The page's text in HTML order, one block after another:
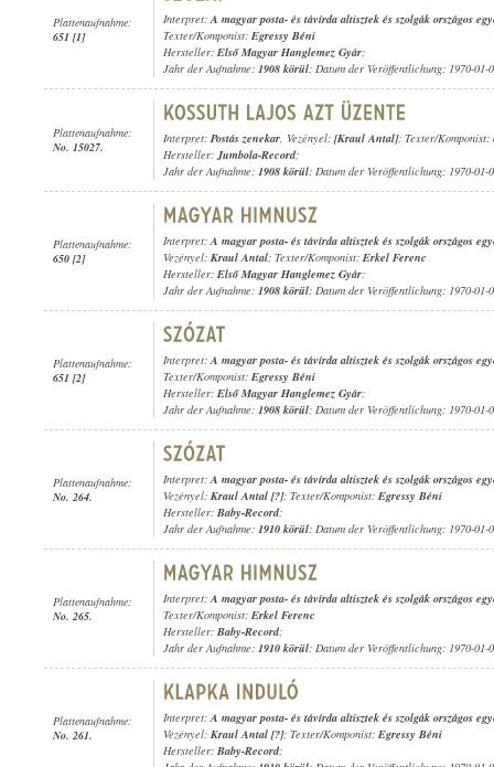
Plattenaufnahme:
651 [1]
Interpret:A magyar posta- és távírda altisztek és szolgák országos
Texter/Komponist: Egressy Béni
Hersteller: Első Magyar Hanglemez Gyár;
Jahr der Aufnahme: 1908 körül; Datum der Veröffentlichung: 1970-01-
Plattenaufnahme:
No. 15027.
Interpret: Postás zenekar, Vezényel: [Kraul Antal]; Texter/Komponist:
Hersteller:Jumbola-Record;
Jahr der Aufnahme: 1908 körül; Datum der Veröffentlichung: 1970-01-
Plattenaufnahme:
650 [2]
Interpret:A magyar posta- és távírda altisztek és szolgák országos
Vezényel: Kraul Antal; Texter/Komponist: Erkel Ferenc
Hersteller: Első Magyar Hanglemez Gyár;
Jahr der Aufnahme: 1908 körül; Datum der Veröffentlichung: 1970-01-
Plattenaufnahme:
651 [2]
Interpret:A magyar posta- és távírda altisztek és szolgák országos
Texter/Komponist: Egressy Béni
Hersteller: Első Magyar Hanglemez Gyár;
Jahr der Aufnahme: 1908 körül; Datum der Veröffentlichung: 1970-01-
Plattenaufnahme:
No. 264.
Interpret:A magyar posta- és távírda altisztek és szolgák országos
Vezényel: Kraul Antal [?]; Texter/Komponist: Egressy Béni
Hersteller: Baby-Record;
Jahr der Aufnahme: 1910 körül; Datum der Veröffentlichung: 1970-01-
Plattenaufnahme:
No. 265.
Interpret:A magyar posta- és távírda altisztek és szolgák országos
Texter/Komponist: Erkel Ferenc
Hersteller: Baby-Record;
Jahr der Aufnahme: 1910 körül; Datum der Veröffentlichung: 1970-01-
Plattenaufnahme:
No. 261.
Interpret:A magyar posta- és távírda altisztek és szolgák országos
Vezényel: Kraul Antal [?]; Texter/Komponist: Egressy Béni
Hersteller: Baby-Record;